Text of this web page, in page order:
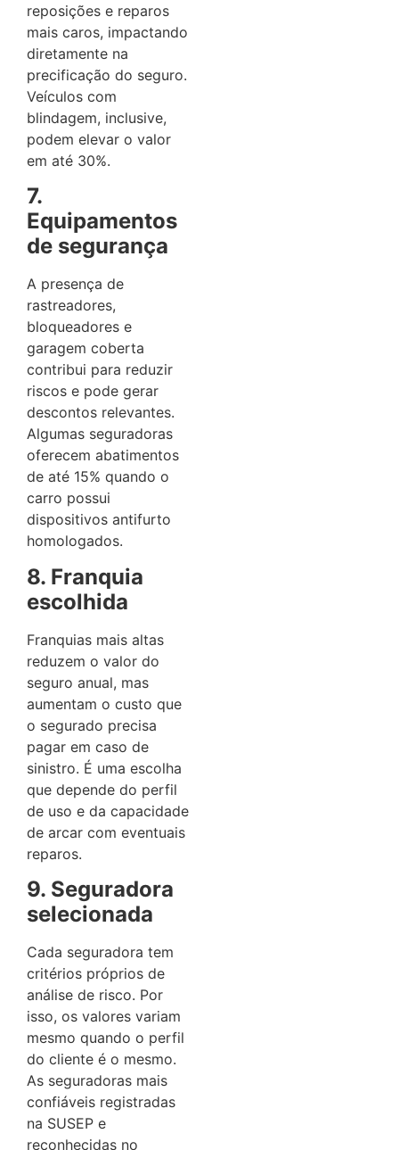
reposições e reparos
mais caros, impactando
diretamente na
precificação do seguro.
Veículos com
blindagem, inclusive,
podem elevar o valor
em até 30%.
7.
Equipamentos
de segurança
A presença de
rastreadores,
bloqueadores e
garagem coberta
contribui para reduzir
riscos e pode gerar
descontos relevantes.
Algumas seguradoras
oferecem abatimentos
de até 15% quando o
carro possui
dispositivos antifurto
homologados.
8. Franquia
escolhida
Franquias mais altas
reduzem o valor do
seguro anual, mas
aumentam o custo que
o segurado precisa
pagar em caso de
sinistro. É uma escolha
que depende do perfil
de uso e da capacidade
de arcar com eventuais
reparos.
9. Seguradora
selecionada
Cada seguradora tem
critérios próprios de
análise de risco. Por
isso, os valores variam
mesmo quando o perfil
do cliente é o mesmo.
As seguradoras mais
confiáveis registradas
na SUSEP e
reconhecidas no